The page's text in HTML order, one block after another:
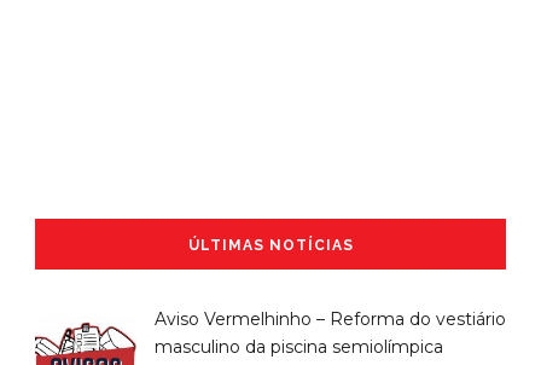
ÚLTIMAS NOTÍCIAS
Aviso Vermelhinho – Reforma do vestiário
masculino da piscina semiolímpica